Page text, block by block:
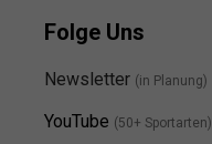
Folge Uns
Newsletter (in Planung)
YouTube (50+ Sportarten)